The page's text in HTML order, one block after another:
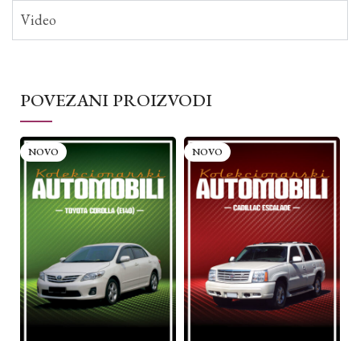
Video
POVEZANI PROIZVODI
NOVO NOVO